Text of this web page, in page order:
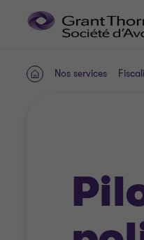
ACCUEILNos services